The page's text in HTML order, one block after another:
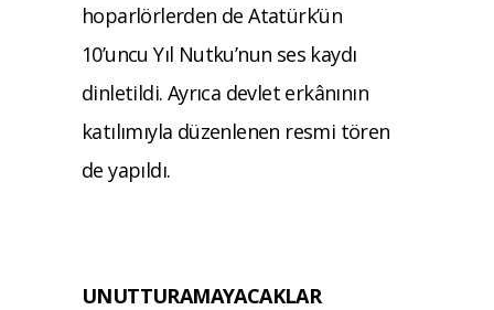
hoparlörlerden de Atatürk’ün
10’uncu Yıl Nutku’nun ses kaydı
dinletildi. Ayrıca devlet erkânının
katılımıyla düzenlenen resmi tören
de yapıldı.
UNUTTURAMAYACAKLAR